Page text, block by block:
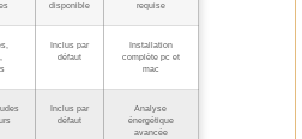
disponible
requise
Inclus par
défaut
Installation
complète pc et
mac
Inclus par
défaut
Analyse
énergétique
avancée